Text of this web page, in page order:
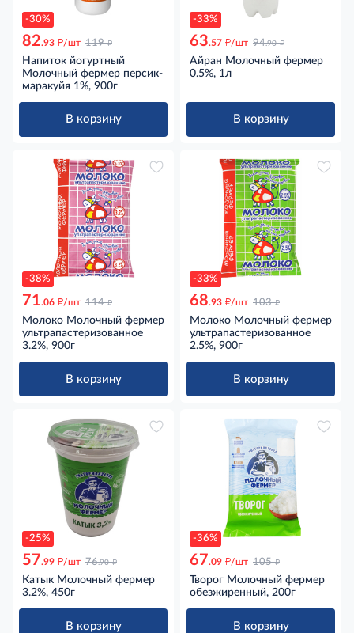
-30%
82.93 д/шт 119 д
Напиток йогуртный
Молочный фермер персик-
маракуйя 1%, 900г
В корзину
-33%
63.57 д/шт 94.90 д
Айран Молочный фермер
0.5%, 1л
В корзину
-38%
71.06 д/шт 114 д
Молоко Молочный фермер
ультрапастеризованное
3.2%, 900г
В корзину
-33%
68.93 д/шт 103 д
Молоко Молочный фермер
ультрапастеризованное
2.5%, 900г
В корзину
-25%
57.99 д/шт 76.90 д
Катык Молочный фермер
3.2%, 450г
В корзину
-36%
67.09 д/шт 105 д
Творог Молочный фермер
обезжиренный, 200г
В корзину